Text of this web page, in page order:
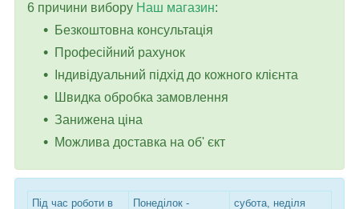
6 причини вибору Наш магазин:
Безкоштовна консультація
Професійний рахунок
Індивідуальний підхід до кожного клієнта
Швидка обробка замовлення
Занижена ціна
Можлива доставка на об' єкт
Під час роботи в
Понеділок -
субота, неділя